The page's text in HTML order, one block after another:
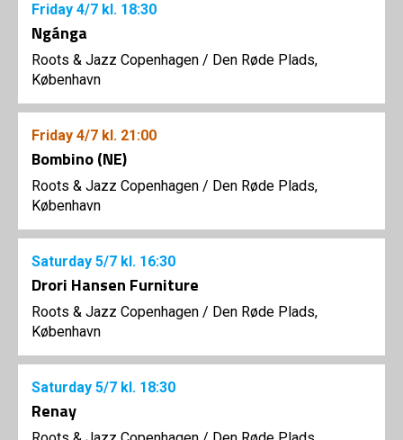
Friday 4/7 kl. 18:30
Ngánga
Roots & Jazz Copenhagen / Den Røde Plads,
København
Friday 4/7 kl. 21:00
Bombino (NE)
Roots & Jazz Copenhagen / Den Røde Plads,
København
Saturday 5/7 kl. 16:30
Drori Hansen Furniture
Roots & Jazz Copenhagen / Den Røde Plads,
København
Saturday 5/7 kl. 18:30
Renay